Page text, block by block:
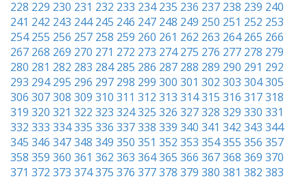
228 229 230 231 232 233 234 235 236 237 238 239 240
241 242 243 244 245 246 247 248 249 250 251 252 253
254 255 256 257 258 259 260 261 262 263 264 265 266
267 268 269 270 271 272 273 274 275 276 277 278 279
280 281 282 283 284 285 286 287 288 289 290 291 292
293 294 295 296 297 298 299 300 301 302 303 304305
306 307308 309 310 311 312 313 314315 316 317318
319 320 321 322 323 324325 326 327328 329 330 331
332 333 334335 336 337338 339 340 341 342 343 344
345 346 347348 349 350 351 352 353 354355 356 357
358 359 360 361 362 363 364365 366 367368 369 370
371 372 373 374375 376 377378 379 380 381 382 383